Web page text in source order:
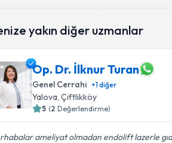
yakın diğer uzmanlar
Op. Dr. İlknur Turan
Genel Cerrahi +1diğer
Yalova, Çiftlikköy
5 (2 Değerlendirme)
ameliyat olmadan endolift lazerle